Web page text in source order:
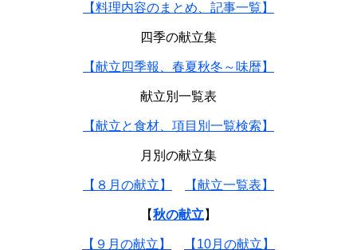
【料理内容のまとめ、記事一覧】
四季の献立集
【献立四季報、春夏秋冬～味暦】
献立別一覧表
【献立と食材、項目別一覧検索】
月別の献立集
【８月の献立】 【献立一覧表】
【秋の献立 】
【９月の献立】 【10月の献立】